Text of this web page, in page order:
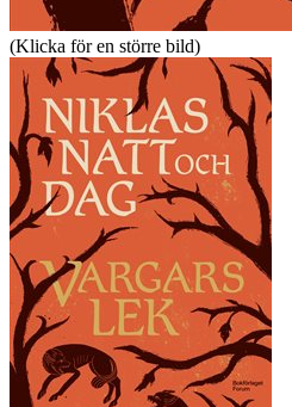
(Klicka för en större bild)